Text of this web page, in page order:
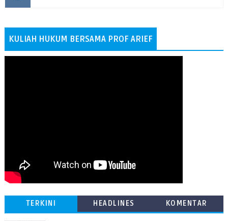
KULIAH HUKUM BERSAMA PROF ARIEF
TERKINI HEADLINES KOMENTAR